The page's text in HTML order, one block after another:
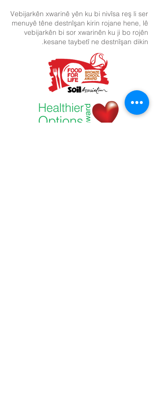
Vebijarkên xwarinê yên ku bi nivîsa reş li ser
menuyê têne destnîşan kirin rojane hene, lê
vebijarkên bi sor xwarinên ku ji bo rojên
kesane taybetî ne destnîşan dikin.